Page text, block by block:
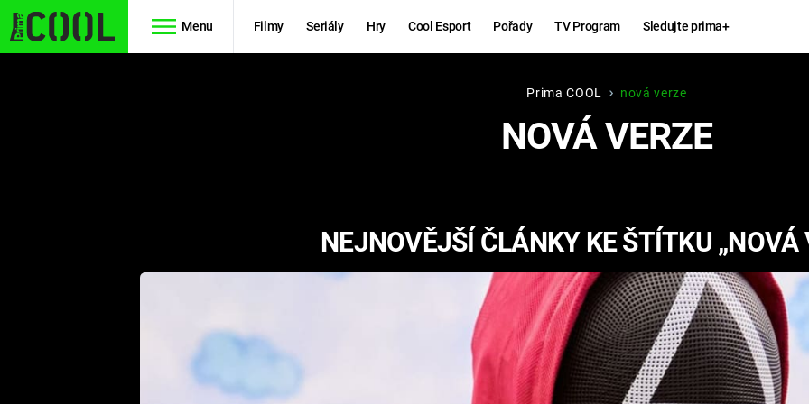
Menu Filmy Seriály Hry Cool Esport Pořady TV Program Sledujte prima+
RYCHLE A
ZBĚSILE 10
Hry
KINGDOM
COME:
DELIVERANCE
ESPORT
CHUCK
NORRIS
Prima COOL nová verze
NOVÁ VERZE
NEJNOVĚJŠÍ ČLÁNKY KE ŠTÍTKU „NOVÁ